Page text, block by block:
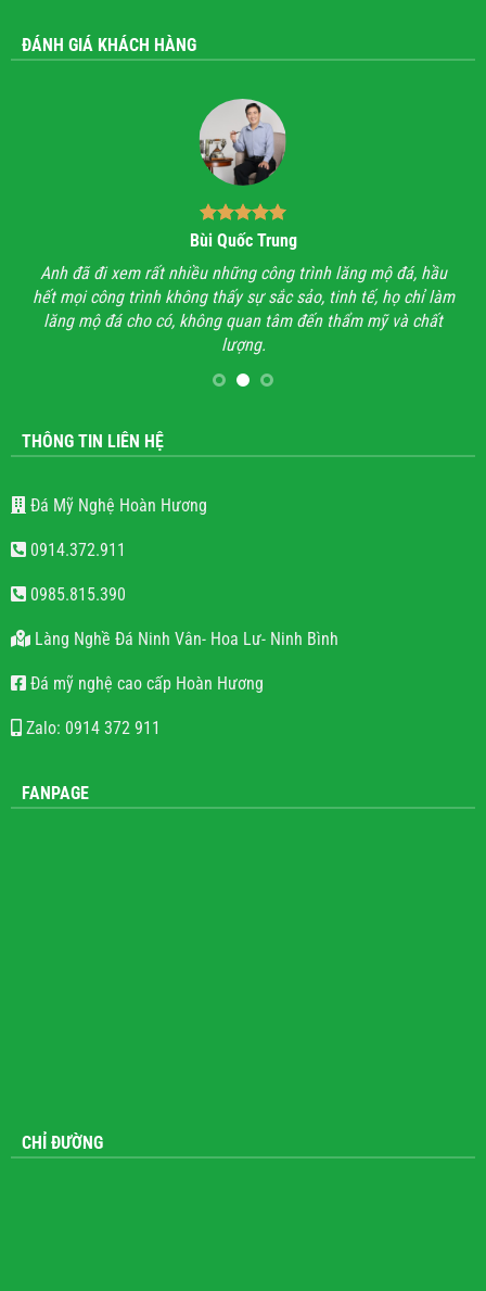
ĐÁNH GIÁ KHÁCH HÀNG
Bùi Quốc Trung
Anh đã đi xem rất nhiều những công trình lăng mộ đá, hầu
hết mọi công trình không thấy sự sắc sảo, tinh tế, họ chỉ làm
lăng mộ đá cho có, không quan tâm đến thẩm mỹ và chất
lượng.
THÔNG TIN LIÊN HỆ
Đá Mỹ Nghệ Hoàn Hương
0914.372.911
0985.815.390
Làng Nghề Đá Ninh Vân- Hoa Lư- Ninh Bình
Đá mỹ nghệ cao cấp Hoàn Hương
Zalo: 0914 372 911
FANPAGE
CHỈ ĐƯỜNG